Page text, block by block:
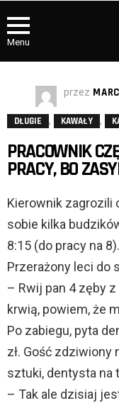
Menu
przez
DŁUGIE , KAWAŁY ,
PRACOWNIK
PRACY, BO
Kierownik zagrozili
sobie kilka
8:15 (do pracy na
Przerażony leci do
– Rwij pan 4 zęby
krwią, powiem, że
Po zabiegu, pyta
zł. Gość zdziwiony
sztuki, dentysta na
– Tak ale dzisiaj